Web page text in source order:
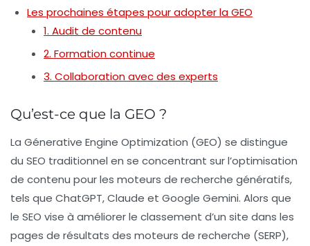
Les prochaines étapes pour adopter la GEO
1. Audit de contenu
2. Formation continue
3. Collaboration avec des experts
Qu’est-ce que la GEO ?
La Génerative Engine Optimization (GEO) se distingue
du SEO traditionnel en se concentrant sur l’optimisation
de contenu pour les moteurs de recherche génératifs,
tels que ChatGPT,Claude et Google Gemini. Alors que
le SEO vise à améliorer le classement d’un site dans les
pages de résultats des moteurs de recherche (SERP),